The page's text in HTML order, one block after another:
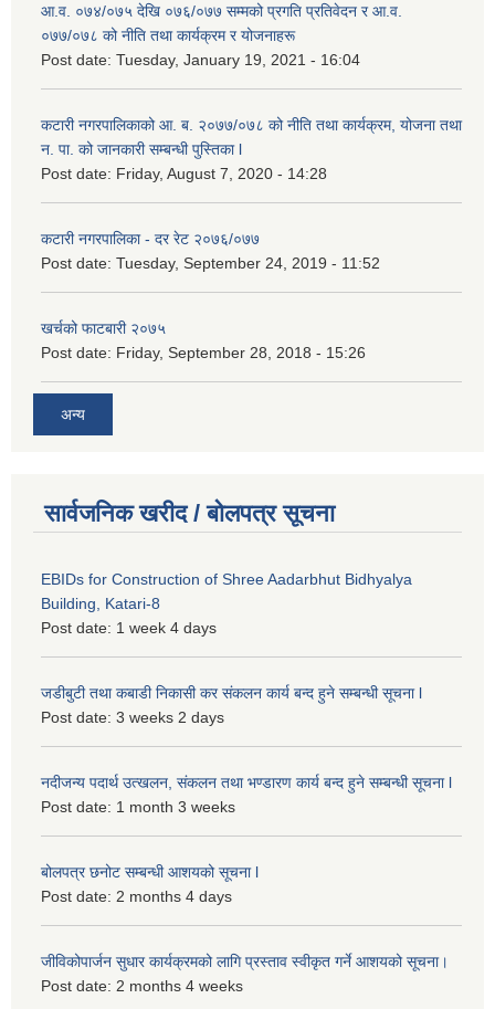
आ.व. ०७४/०७५ देखि ०७६/०७७ सम्मको प्रगति प्रतिवेदन र आ.व.
०७७/०७८ को नीति तथा कार्यक्रम र योजनाहरू
Post date: Tuesday, January 19, 2021 - 16:04
कटारी नगरपालिकाको आ. ब. २०७७/०७८ को नीति तथा कार्यक्रम, योजना तथा
न. पा. को जानकारी सम्बन्धी पुस्तिका l
Post date: Friday, August 7, 2020 - 14:28
कटारी नगरपालिका - दर रेट २०७६/०७७
Post date: Tuesday, September 24, 2019 - 11:52
खर्चको फाटबारी २०७५
Post date: Friday, September 28, 2018 - 15:26
अन्य
सार्वजनिक खरीद / बोलपत्र सूचना
EBIDs for Construction of Shree Aadarbhut Bidhyalya
Building, Katari-8
Post date: 1 week 4 days
जडीबुटी तथा कबाडी निकासी कर संकलन कार्य बन्द हुने सम्बन्धी सूचना l
Post date: 3 weeks 2 days
नदीजन्य पदार्थ उत्खलन, संकलन तथा भण्डारण कार्य बन्द हुने सम्बन्धी सूचना l
Post date: 1 month 3 weeks
बोलपत्र छनोट सम्बन्धी आशयको सूचना l
Post date: 2 months 4 days
जीविकोपार्जन सुधार कार्यक्रमको लागि प्रस्ताव स्वीकृत गर्ने आशयको सूचना।
Post date: 2 months 4 weeks